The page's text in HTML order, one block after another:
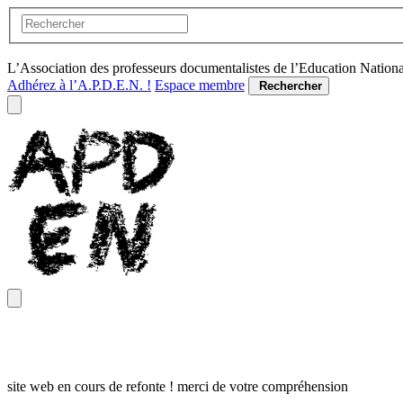
L’Association des professeurs documentalistes de l’Education
Adhérez à l’A.P.D.E.N. ! Espace membre Rechercher
site web en cours de refonte ! merci de votre compréhension